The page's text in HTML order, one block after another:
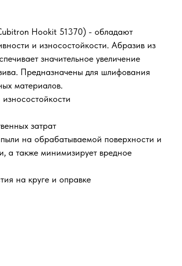
Hookit 51370) - обладают
и износостойкости. Абразив из
значительное увеличение
Предназначены для шлифования
материалов.
затрат
на обрабатываемой поверхности и
а также минимизирует вредное
на круге и оправке